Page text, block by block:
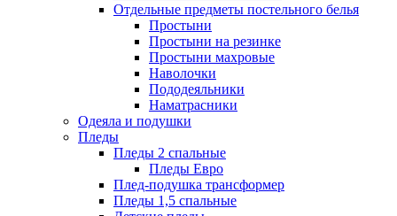
Отдельные предметы постельного белья
Простыни
Простыни на резинке
Простыни махровые
Наволочки
Пододеяльники
Наматрасники
Одеяла и подушки
Пледы
Пледы 2 спальные
Пледы Евро
Плед-подушка трансформер
Пледы 1,5 спальные